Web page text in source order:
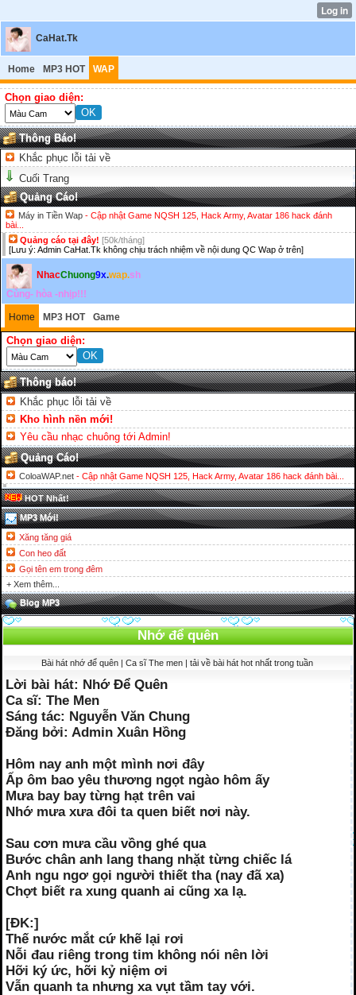
CaHat.Tk
Home MP3 HOT WAP
Chọn giao diện:
Thông Báo!
Khắc phục lỗi tải về
Cuối Trang
Quảng Cáo!
Máy in Tiền Wap - Cập nhật Game NQSH 125, Hack Army, Avatar 186 hack đánh
bài...
Quảng cáo tại đây! [50k/tháng]
[Lưu ý: Admin CaHat.Tk không chịu trách nhiệm về nội dung QC Wap ở trên]
NhacChuong9x.wap.sh
Cùng- hòa -nhịp!!!
Home MP3 HOT Game
Chọn giao diện:
Thông báo!
Khắc phục lỗi tải về
Kho hình nền mới!
Yêu cầu nhạc chuông tới Admin!
Quảng Cáo!
ColoaWAP.net - Cập nhật Game NQSH 125, Hack Army, Avatar 186 hack đánh bài...
HOT Nhất!
MP3 Mới!
Xăng tăng giá
Con heo đất
Gọi tên em trong đêm
+ Xem thêm...
Blog MP3
Nhớ để quên
Bài hát nhớ để quên | Ca sĩ The men | tải về bài hát hot nhất trong tuần
Lời bài hát: Nhớ Để Quên
Ca sĩ: The Men
Sáng tác: Nguyễn Văn Chung
Đăng bởi: Admin Xuân Hồng
Hôm nay anh một mình nơi đây
Ấp ôm bao yêu thương ngọt ngào hôm ấy
Mưa bay bay từng hạt trên vai
Nhớ mưa xưa đôi ta quen biết nơi này.
Sau cơn mưa cầu vồng ghé qua
Bước chân anh lang thang nhặt từng chiếc lá
Anh ngu ngơ gọi người thiết tha (nay đã xa)
Chợt biết ra xung quanh ai cũng xa lạ.
[ĐK:]
Thế nước mắt cứ khẽ lại rơi
Nỗi đau riêng trong tim không nói nên lời
Hỡi ký ức, hỡi kỷ niệm ơi
Vẫn quanh ta nhưng xa vụt tầm tay với.